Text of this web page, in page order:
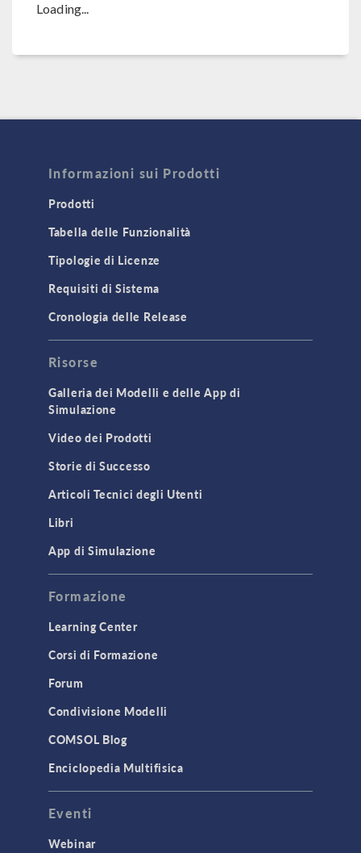
Loading...
Informazioni sui Prodotti
Prodotti
Tabella delle Funzionalità
Tipologie di Licenze
Requisiti di Sistema
Cronologia delle Release
Risorse
Galleria dei Modelli e delle App di
Simulazione
Video dei Prodotti
Storie di Successo
Articoli Tecnici degli Utenti
Libri
App di Simulazione
Formazione
Learning Center
Corsi di Formazione
Forum
Condivisione Modelli
COMSOL Blog
Enciclopedia Multifisica
Eventi
Webinar